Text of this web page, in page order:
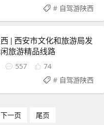
#自驾游陕西
| 西安市文化和旅游局发
旅游精品线路
557
74
#自驾游陕西
下一页 尾页